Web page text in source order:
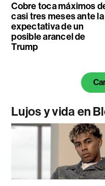
Cobre toca máximos
casi tres meses ante la
expectativa de un
posible arancel de
Trump
Lujos y vida en